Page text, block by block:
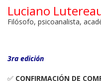
Luciano
Filósofo, psicoanalista,
3ra edición
✅ CONFIRMACIÓN DE